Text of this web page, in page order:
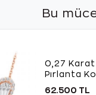
Bu
0,27
Pırlanta
62.500 TL